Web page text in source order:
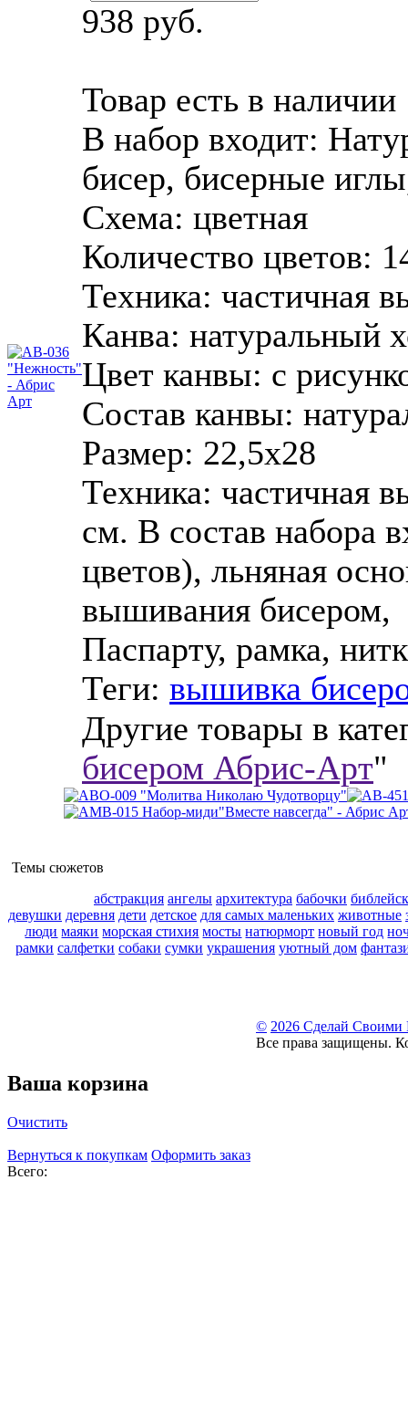
938 руб.
Товар есть в наличии
В набор входит:
бисер, бисерные
Схема: цветная
Количество цветов:
Техника: частичная
Канва: натуральный
Цвет канвы: с
Состав канвы:
Размер: 22,5x28
Техника: частичная
см. В состав набора
цветов), льняная
вышивания бисером,
Паспарту, рамка,
Теги: вышивка
Другие товары в
бисером Абрис-Арт"
Темы сюжетов
абстракция ангелы архитектура бабочки
девушки деревня дети детское для самых маленьких животные
люди маяки морская стихия мосты натюрморт новый год
рамки салфетки собаки сумки украшения уютный дом
© 2026 Сделай Своими
Все права защищены.
Ваша корзина
Очистить
Вернуться к покупкам Оформить заказ
Всего: